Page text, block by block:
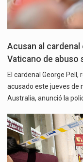
Acusan al cardenal
Vaticano de abuso
El cardenal George
acusado este jueves de
Australia, anunció la